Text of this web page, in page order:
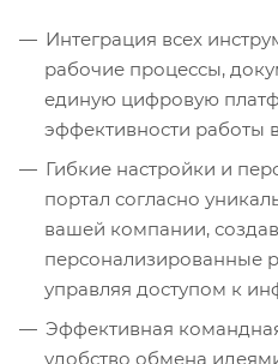
Интеграция всех
рабочие процессы,
единую цифровую
эффективности работы
Гибкие настройки и
портал согласно
вашей компании,
персонализированные
управляя доступом к
Эффективная
удобство обмена